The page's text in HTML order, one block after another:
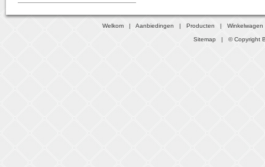
Welkom |Aanbiedingen |Producten |Winkelwagen
Sitemap | © Copyright